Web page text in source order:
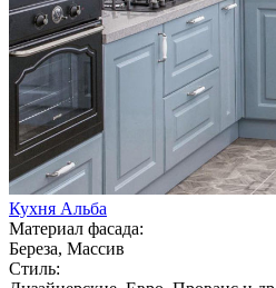
Кухня Альба
Материал фасада:
Береза, Массив
Стиль: